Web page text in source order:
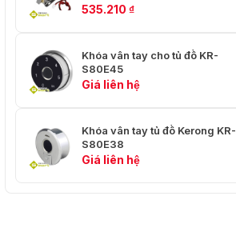
535.210 ₫
Khóa vân tay cho tủ đồ KR-
S80E45
Giá liên hệ
Khóa vân tay tủ đồ Kerong KR-
S80E38
Giá liên hệ